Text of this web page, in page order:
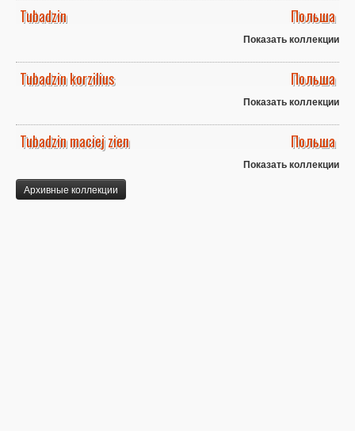
Tubadzin Польша
Показать коллекции
Tubadzin korzilius Польша
Показать коллекции
Tubadzin maciej zien Польша
Показать коллекции
Архивные коллекции